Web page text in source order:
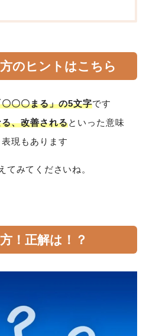
のヒントはこちら
〇〇〇まる」の5文字です
、改善されるといった意味
表現もあります
てみてくださいね。
！正解は！？